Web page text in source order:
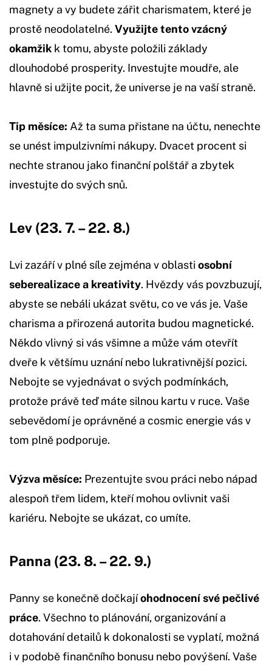
magnety a vy budete zářit charismatem, které je
prostě neodolatelné. Využijte tento vzácný
okamžik k tomu, abyste položili základy
dlouhodobé prosperity. Investujte moudře, ale
hlavně si užijte pocit, že universe je na vaší straně.
Tip měsíce: Až ta suma přistane na účtu, nenechte
se unést impulzivními nákupy. Dvacet procent si
nechte stranou jako finanční polštář a zbytek
investujte do svých snů.
Lev (23. 7. – 22. 8.)
Lvi zazáří v plné síle zejména v oblasti osobní
seberealizace a kreativity. Hvězdy vás povzbuzují,
abyste se nebáli ukázat světu, co ve vás je. Vaše
charisma a přirozená autorita budou magnetické.
Někdo vlivný si vás všimne a může vám otevřít
dveře k většímu uznání nebo lukrativnější pozici.
Nebojte se vyjednávat o svých podmínkách,
protože právě teď máte silnou kartu v ruce. Vaše
sebevědomí je oprávněné a cosmic energie vás v
tom plně podporuje.
Výzva měsíce: Prezentujte svou práci nebo nápad
alespoň třem lidem, kteří mohou ovlivnit vaši
kariéru. Nebojte se ukázat, co umíte.
Panna (23. 8. – 22. 9.)
Panny se konečně dočkajíohodnocení své pečlivé
práce. Všechno to plánování, organizování a
dotahování detailů k dokonalosti se vyplatí, možná
i v podobě finančního bonusu nebo povýšení. Vaše